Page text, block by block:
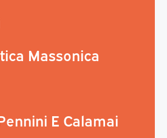
Massonica
E Calamai